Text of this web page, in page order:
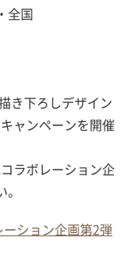
全国
き下ろしデザイン
ャンペーンを開催
ラボレーション企
ション企画第2弾